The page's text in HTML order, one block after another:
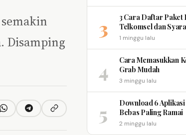
Disamping
WhatsAppTelegramCopy link
3
3 Cara Daftar
Telkomsel dan
1 minggu lalu
4
Cara Memasukkan
Grab Mudah
3 minggu lalu
5
Download 6
Bebas Paling Ramai
2 minggu lalu